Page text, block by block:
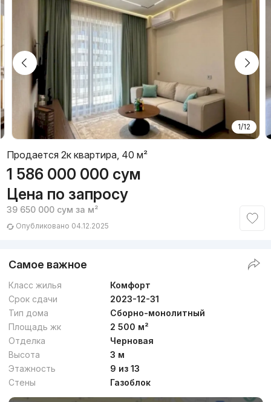
1/12
Продается 2к квартира, 40 м²
1 586 000 000 сум
Цена по запросу
39 650 000 сум за м²
Опубликовано 04.12.2025
Самое важное
Класс жилья
Комфорт
Срок сдачи
2023-12-31
Тип дома
Сборно-монолитный
Площадь жк
2 500 м²
Отделка
Черновая
Высота
3 м
Этажность
9 из 13
Стены
Газоблок